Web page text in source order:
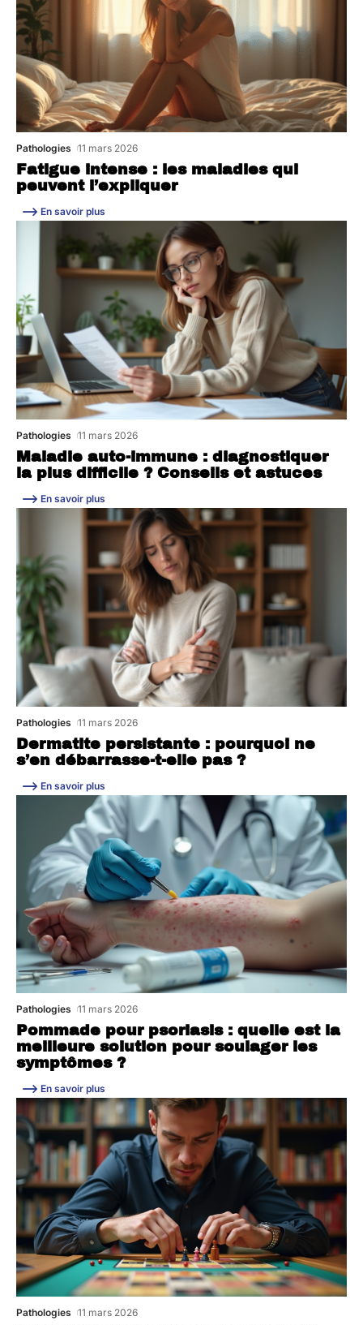
Fatigue intense : les maladies qui
peuvent l’expliquer
Pathologies 11 mars 2026
En savoir plus
Maladie auto-immune : diagnostiquer
la plus difficile ? Conseils et astuces
Pathologies 11 mars 2026
En savoir plus
Dermatite persistante : pourquoi ne
s’en débarrasse-t-elle pas ?
Pathologies 11 mars 2026
En savoir plus
Pommade pour psoriasis : quelle est la
meilleure solution pour soulager les
symptômes ?
Pathologies 11 mars 2026
En savoir plus
Pathologies 11 mars 2026